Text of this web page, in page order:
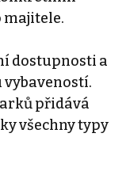
majitele.
dostupnosti a
přidává
všechny typy